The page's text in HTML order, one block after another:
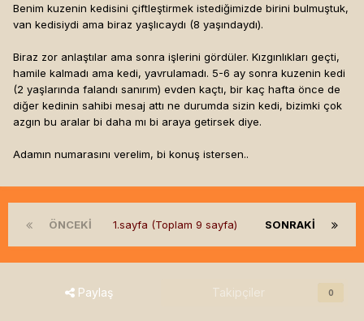
Benim kuzenin kedisini çiftleştirmek istediğimizde birini bulmuştuk,
van kedisiydi ama biraz yaşlıcaydı (8 yaşındaydı).
Biraz zor anlaştılar ama sonra işlerini gördüler. Kızgınlıkları geçti,
hamile kalmadı ama kedi, yavrulamadı. 5-6 ay sonra kuzenin kedi
(2 yaşlarında falandı sanırım) evden kaçtı, bir kaç hafta önce de
diğer kedinin sahibi mesaj attı ne durumda sizin kedi, bizimki çok
azgın bu aralar bi daha mı bi araya getirsek diye.
Adamın numarasını verelim, bi konuş istersen..
ÖNCEKI SONRAKI
1.sayfa (Toplam 9 sayfa)
Paylaş Takipçiler 0